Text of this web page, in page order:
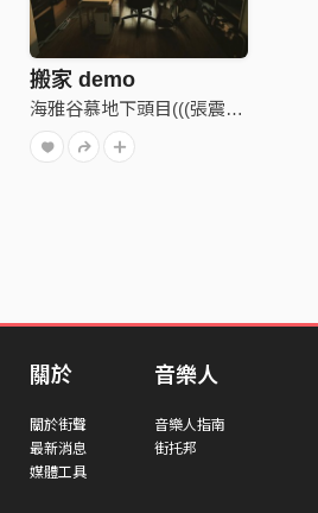
搬家 demo
海雅谷慕地下頭目(((張震嶽)))
關於
關於街聲
最新消息
媒體工具
音樂人
音樂人指南
街托邦